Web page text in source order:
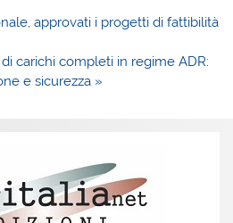
approvati i progetti di fattibilità
carichi completi in regime ADR:
e sicurezza »